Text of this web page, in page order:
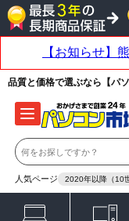
品質と価格で選ぶなら【パ
人気ページ 2020年以降（10